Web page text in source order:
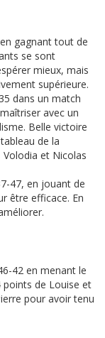
gagnant tout de
se sont
mieux, mais
supérieure.
dans un match
avec un
Belle victoire
de la
et Nicolas
47, en jouant de
être efficace. En
42 en menant le
points de Louise et
pour avoir tenu